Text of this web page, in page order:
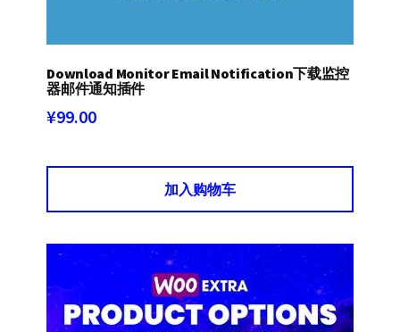
Download Monitor Email Notification下载监控
器邮件通知插件
¥99.00
加入购物车